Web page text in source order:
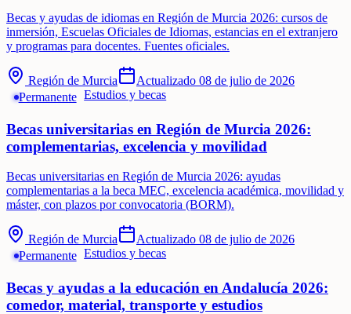
Becas y ayudas de idiomas en Región de Murcia 2026: cursos de
inmersión, Escuelas Oficiales de Idiomas, estancias en el extranjero
y programas para docentes. Fuentes oficiales.
Región de Murcia Actualizado 08 de julio de 2026
Permanente Estudios y becas
Becas universitarias en Región de Murcia 2026:
complementarias, excelencia y movilidad
Becas universitarias en Región de Murcia 2026: ayudas
complementarias a la beca MEC, excelencia académica, movilidad y
máster, con plazos por convocatoria (BORM).
Región de Murcia Actualizado 08 de julio de 2026
Permanente Estudios y becas
Becas y ayudas a la educación en Andalucía 2026:
comedor, material, transporte y estudios